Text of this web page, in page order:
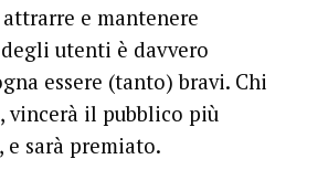
e mantenere
utenti è davvero
essere (tanto) bravi. Chi
vincerà il pubblico più
e sarà premiato.